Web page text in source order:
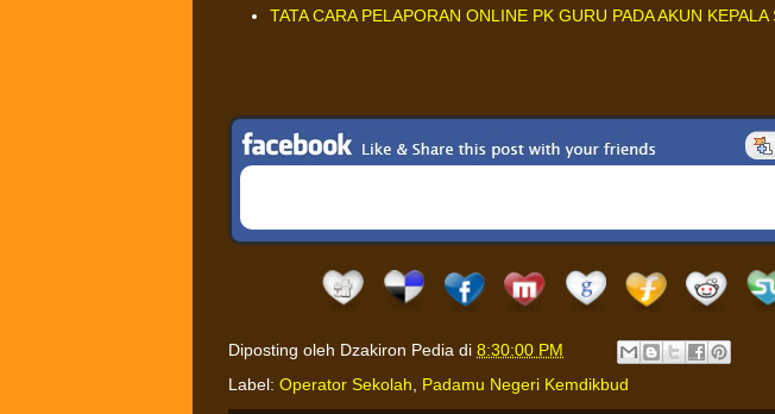
TATA CARA PELAPORAN ONLINE PK GURU PADA AKUN KEPALA
Diposting oleh Dzakiron Pedia di 8:30:00 PM
Label: Operator Sekolah Padamu Negeri Kemdikbud